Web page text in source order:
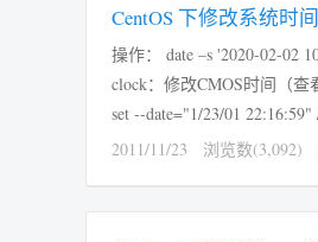
CentOS 下修改系统时间
操作： date –s '2020-02-02 10:10:10' clock –w //将日期写入CMOS 补充： 修改Linux时间一般涉及到3个命令： date：修改系统当前的时间
clock：修改CMOS时间（查看CMOS时间：
2011/11/23
浏览数(3,092)